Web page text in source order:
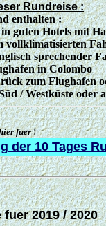
Rundreise :
enthalten :
guten Hotels mit
sprechender
in Colombo
zum Flughafen
/ Westküste oder
fuer:
der 10 Tages
.
.
2019 / 2020